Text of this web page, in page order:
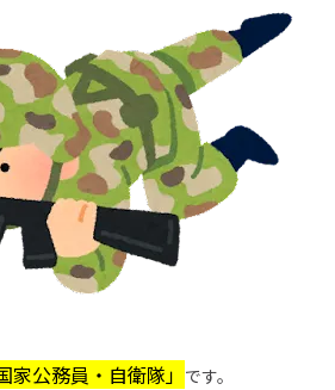
家公務員・自衛隊」 です。